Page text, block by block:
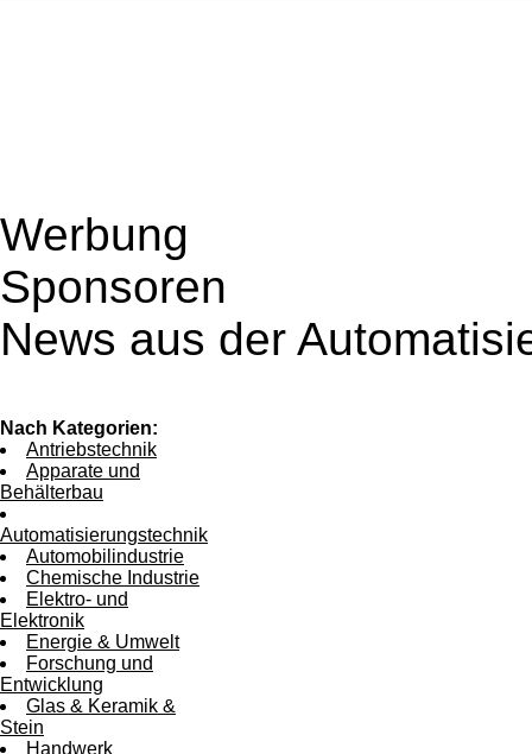
Werbung
Sponsoren
News aus der
Nach Kategorien:
Antriebstechnik
Apparate und
Behälterbau
Automatisierungstechnik
Automobilindustrie
Chemische Industrie
Elektro- und
Elektronik
Energie & Umwelt
Forschung und
Entwicklung
Glas & Keramik &
Stein
Handwerk